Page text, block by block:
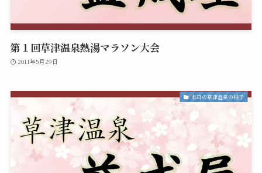
第１回草津温泉熱湯マラソン大会
2011年5月29日
本日の草津温泉の様子